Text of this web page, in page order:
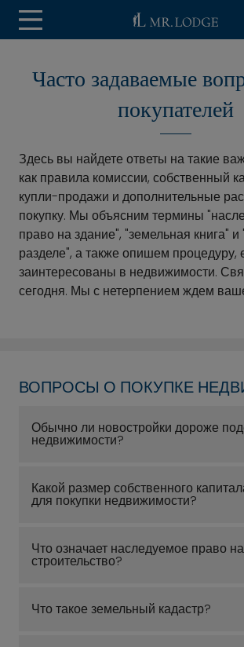
Часто задаваемые
покупателей
Здесь вы найдете ответы на такие
как правила комиссии, собственный
купли-продажи и дополнительные
покупку. Мы объясним термины
право на здание", "земельная книга"
разделе", а также опишем процедуру,
заинтересованы в недвижимости.
сегодня. Мы с нетерпением ждем
ВОПРОСЫ О ПОКУПКЕ
Обычно ли новостройки дороже
недвижимости?
Какой размер собственного
для покупки недвижимости?
Что означает наследуемое право на
строительство?
Что такое земельный кадастр?